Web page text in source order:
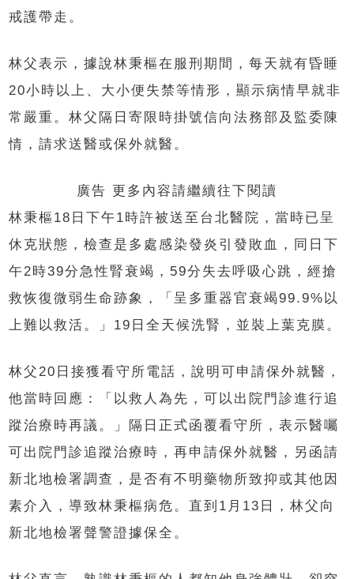
戒護帶走。
林父表示，據說林秉樞在服刑期間，每天就有昏睡
20小時以上、大小便失禁等情形，顯示病情早就非
常嚴重。林父隔日寄限時掛號信向法務部及監委陳
情，請求送醫或保外就醫。
廣告 更多內容請繼續往下閱讀
林秉樞18日下午1時許被送至台北醫院，當時已呈
休克狀態，檢查是多處感染發炎引發敗血，同日下
午2時39分急性腎衰竭，59分失去呼吸心跳，經搶
救恢復微弱生命跡象，「呈多重器官衰竭99.9%以
上難以救活。」19日全天候洗腎，並裝上葉克膜。
林父20日接獲看守所電話，說明可申請保外就醫，
他當時回應：「以救人為先，可以出院門診進行追
蹤治療時再議。」隔日正式函覆看守所，表示醫囑
可出院門診追蹤治療時，再申請保外就醫，另函請
新北地檢署調查，是否有不明藥物所致抑或其他因
素介入，導致林秉樞病危。直到1月13日，林父向
新北地檢署聲警證據保全。